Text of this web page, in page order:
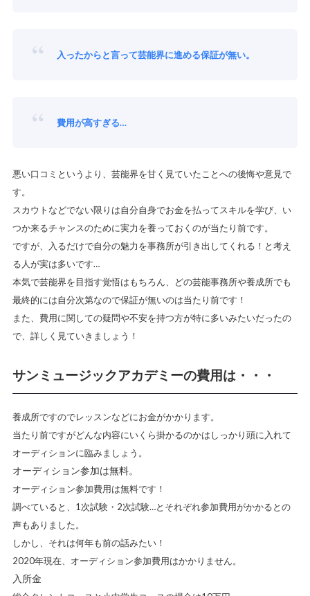
入ったからと言って芸能界に進める保証が無い。
費用が高すぎる…
悪い口コミというより、 芸能界を甘く見ていたことへの後悔や意見で
す。
スカウトなどでない限りは自分自身でお金を払ってスキルを学び、い
つか来るチャンスのために実力を養っておくのが当たり前です。
ですが、
入るだけで自分の魅力を事務所が引き出してくれる！と考え
る人が実は多いです…
本気で芸能界を目指す覚悟はもちろん、どの芸能事務所や養成所でも
最終的には自分次第なので保証が無いのは当たり前です！
また、 費用に関しての疑問や不安を持つ方が特に多いみたいだったの
で、詳しく見ていきましょう！
サンミュージックアカデミーの費用は・・・
養成所ですのでレッスンなどにお金がかかります。
当たり前ですがどんな内容にいくら掛かるのかはしっかり頭に入れて
オーディションに臨みましょう。
オーディション参加は無料。
オーディション参加費用は無料です！
調べていると、1次試験・2次試験…とそれぞれ参加費用がかかるとの
声もありました。
しかし、それは何年も前の話みたい！
2020年現在、オーディション参加費用はかかりません。
入所金